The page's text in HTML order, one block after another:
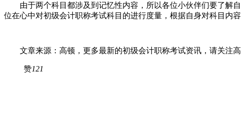
由于两个科目都涉及到记忆性内容，所以各位小伙伴们要了解自
位在心中对初级会计职称考试科目的进行度量，根据自身对科目内
文章来源：高顿，更多最新的初级会计职称考试资讯，请关注高
赞121